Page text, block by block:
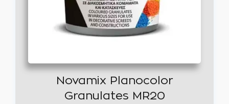
Novamix Planocolor
Granulates MR20